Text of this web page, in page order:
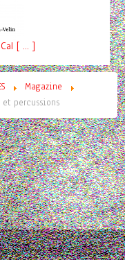
Cal [ ... ]
Magazine
percussions